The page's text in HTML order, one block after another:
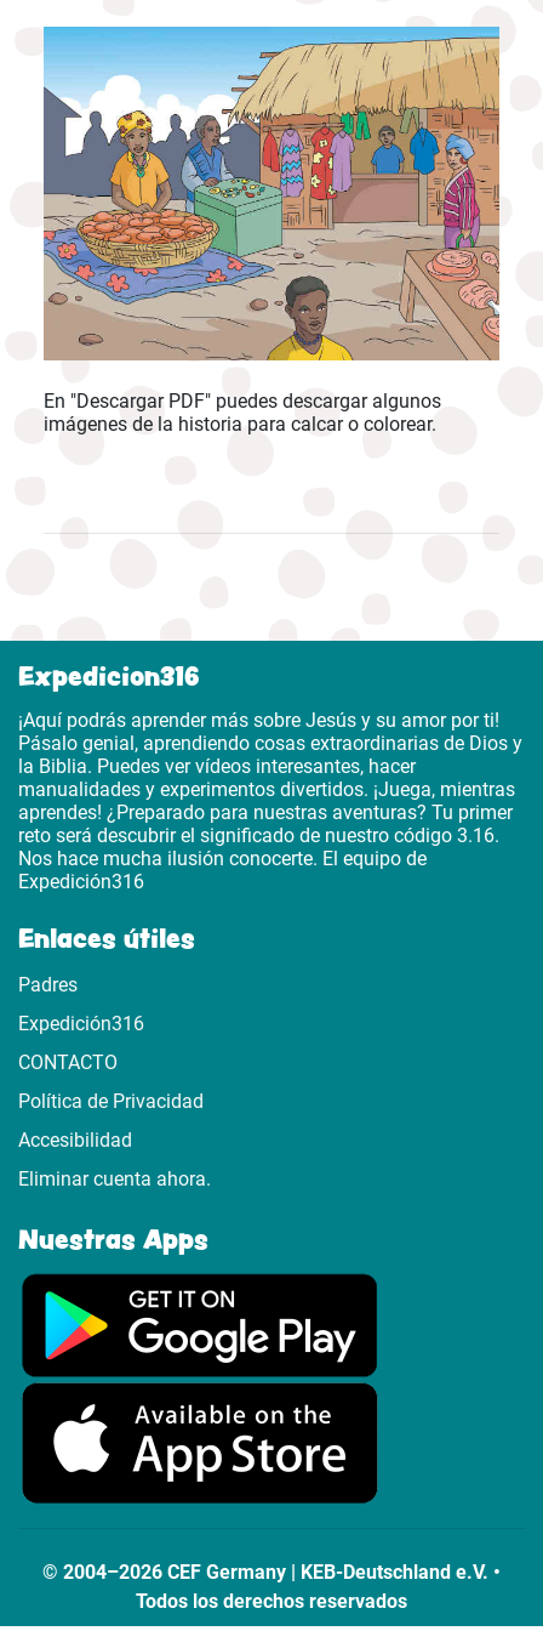
En "Descargar PDF" puedes descargar algunos
imágenes de la historia para calcar o colorear.
Expedicion316
¡Aquí podrás aprender más sobre Jesús y su amor por ti!
Pásalo genial, aprendiendo cosas extraordinarias de Dios y
la Biblia. Puedes ver vídeos interesantes, hacer
manualidades y experimentos divertidos. ¡Juega, mientras
aprendes! ¿Preparado para nuestras aventuras? Tu primer
reto será descubrir el significado de nuestro código 3.16.
Nos hace mucha ilusión conocerte. El equipo de
Expedición316
Enlaces útiles
Padres
Expedición316
CONTACTO
Política de Privacidad
Accesibilidad
Eliminar cuenta ahora.
Nuestras Apps
© 2004–2026 CEF Germany | KEB-Deutschland e.V. •
Todos los derechos reservados